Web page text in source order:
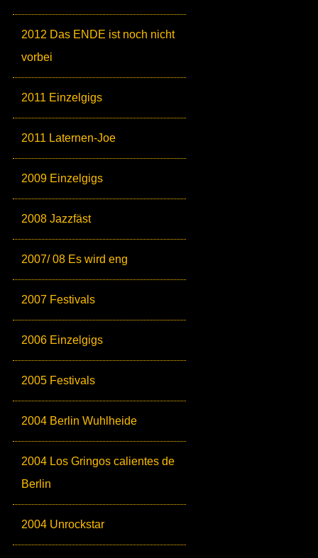
2012 Das ENDE ist noch nicht
vorbei
2011 Einzelgigs
2011 Laternen-Joe
2009 Einzelgigs
2008 Jazzfäst
2007/ 08 Es wird eng
2007 Festivals
2006 Einzelgigs
2005 Festivals
2004 Berlin Wuhlheide
2004 Los Gringos calientes de
Berlin
2004 Unrockstar